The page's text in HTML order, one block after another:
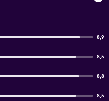
8,9
8,5
8,8
8,5